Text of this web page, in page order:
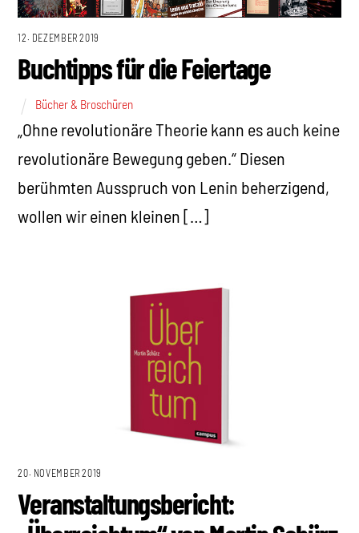
12. DEZEMBER 2019
Buchtipps für die Feiertage
Bücher & Broschüren
„Ohne revolutionäre Theorie kann es auch keine
revolutionäre Bewegung geben.“ Diesen
berühmten Ausspruch von Lenin beherzigend,
wollen wir einen kleinen […]
20. NOVEMBER 2019
Veranstaltungsbericht: